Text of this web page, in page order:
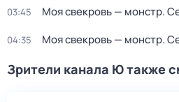
03:45 Моя свекровь — монстр.
04:35 Моя свекровь — монстр.
Зрители канала Ю также